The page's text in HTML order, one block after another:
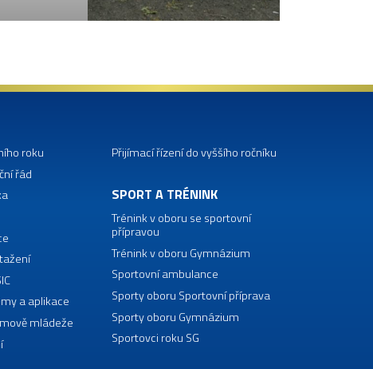
roku
řád
a aplikace
mládeže
Přijímací řízení do vyššího ročníku
SPORT A TRÉNINK
Trénink v oboru se sportovní
přípravou
Trénink v oboru Gymnázium
Sportovní ambulance
Sporty oboru Sportovní příprava
Sporty oboru Gymnázium
Sportovci roku SG